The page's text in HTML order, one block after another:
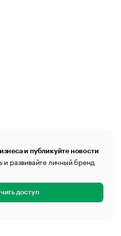
и публикуйте новости
и развивайте личный бренд
доступ